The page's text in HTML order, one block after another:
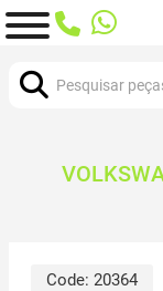
Code: 20364